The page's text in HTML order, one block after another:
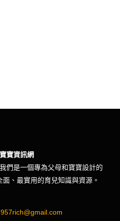
寶資訊網
們是一個專為父母和寶寶設計的
、最實用的育兒知識與資源。
957rich@gmail.com